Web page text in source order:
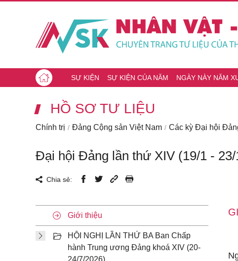
SỰ KIỆN SỰ KIỆN CỦA NĂM NGÀY NÀY NĂM
HỒ SƠ TƯ LIỆU
Chính trị Đảng Cộng sản Việt Nam Các kỳ Đại hội
Đại hội Đảng lần thứ XIV (19/1 - 23/
Chia sẻ:
Giới thiệu
HỘI NGHỊ LẦN THỨ BA Ban Chấp
hành Trung ương Đảng khoá XIV (20-
24/7/2026)